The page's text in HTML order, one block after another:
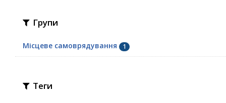
Групи
Місцеве самоврядування 1
Теги